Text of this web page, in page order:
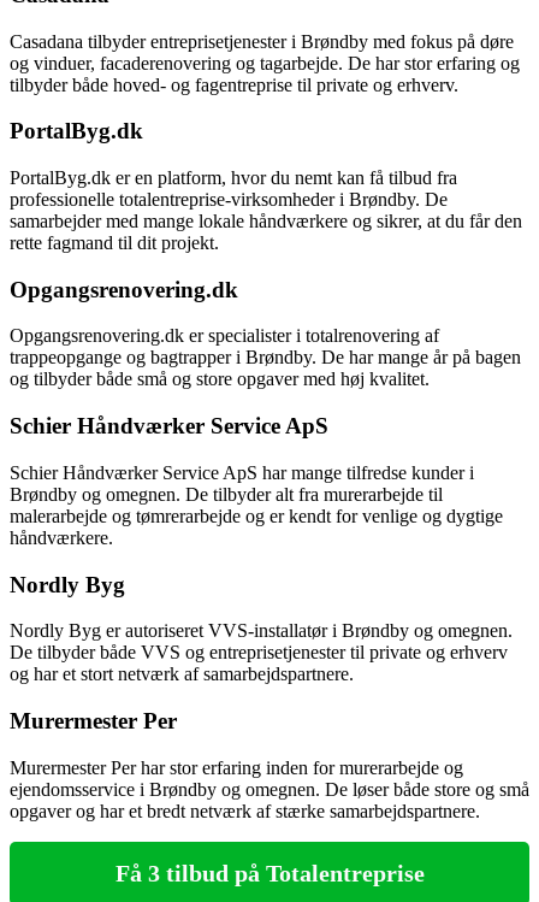
Casadana tilbyder entreprisetjenester i Brøndby med fokus på døre
og vinduer, facaderenovering og tagarbejde. De har stor erfaring og
tilbyder både hoved- og fagentreprise til private og erhverv.
PortalByg.dk
PortalByg.dk er en platform, hvor du nemt kan få tilbud fra
professionelle totalentreprise-virksomheder i Brøndby. De
samarbejder med mange lokale håndværkere og sikrer, at du får den
rette fagmand til dit projekt.
Opgangsrenovering.dk
Opgangsrenovering.dk er specialister i totalrenovering af
trappeopgange og bagtrapper i Brøndby. De har mange år på bagen
og tilbyder både små og store opgaver med høj kvalitet.
Schier Håndværker Service ApS
Schier Håndværker Service ApS har mange tilfredse kunder i
Brøndby og omegnen. De tilbyder alt fra murerarbejde til
malerarbejde og tømrerarbejde og er kendt for venlige og dygtige
håndværkere.
Nordly Byg
Nordly Byg er autoriseret VVS-installatør i Brøndby og omegnen.
De tilbyder både VVS og entreprisetjenester til private og erhverv
og har et stort netværk af samarbejdspartnere.
Murermester Per
Murermester Per har stor erfaring inden for murerarbejde og
ejendomsservice i Brøndby og omegnen. De løser både store og små
opgaver og har et bredt netværk af stærke samarbejdspartnere.
Få 3 tilbud på Totalentreprise